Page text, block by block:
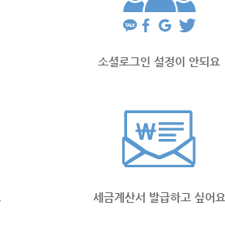
소셜로그인 설정이 안되요
세금계산서 발급하고 싶어요